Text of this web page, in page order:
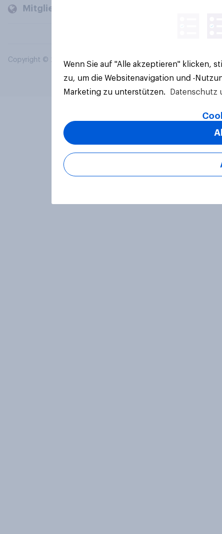
Mitglieder und Kunden
Copyright © 2026 YouGov PLC. Alle Rechte vorbehalten.
Wenn Sie auf "Alle akzeptieren" klicken,
zu, um die Websitenavigation und -
Marketing zu unterstützen.
Datenschutz